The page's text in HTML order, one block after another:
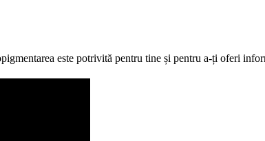
este potrivită pentru tine și pentru a-ți oferi